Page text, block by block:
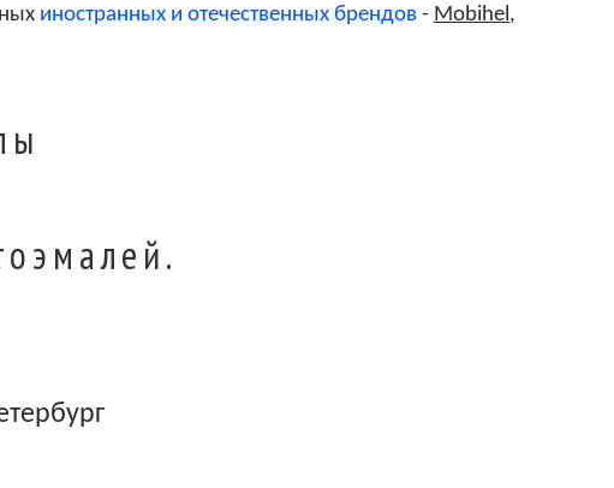
иностранных и отечественных брендов- Mobihel,